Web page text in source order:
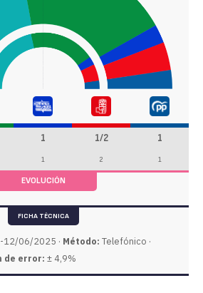
1 1/2 1
1 2 1
EVOLUCIÓN
FICHA TÉCNICA
12/06/2025 · Método: Telefónico ·
de error: ± 4,9%